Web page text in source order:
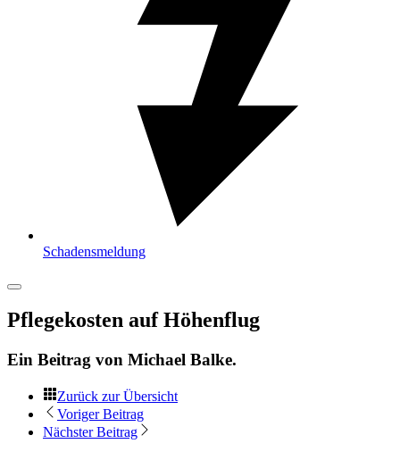
Schadensmeldung
Pflegekosten auf Höhenflug
Ein Beitrag von Michael Balke.
Zurück zur Übersicht
Voriger Beitrag
Nächster Beitrag